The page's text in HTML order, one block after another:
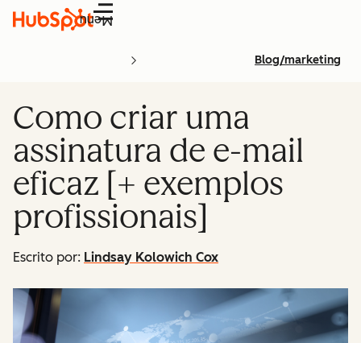
Menu
Blog/marketing
Como criar uma
assinatura de e-mail
eficaz [+ exemplos
profissionais]
Escrito por: Lindsay Kolowich Cox